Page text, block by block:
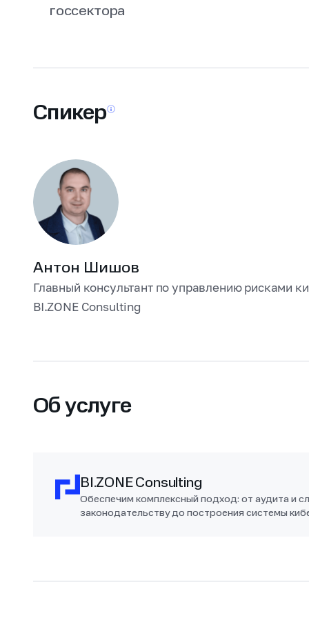
госсектора
Спикер
Антон Шишов
Главный консультант по управлению рисками
BI.ZONE Consulting
Об услуге
BI.ZONE Consulting
Обеспечим комплексный подход: от аудита и
законодательству до построения системы